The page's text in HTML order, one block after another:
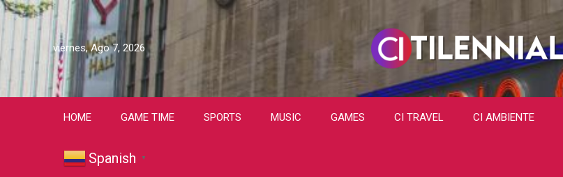
viernes, Ago 7, 2026
HOME GAME TIME SPORTS MUSIC GAMES CI TRAVEL CI AMBIENTE
Spanish ▼